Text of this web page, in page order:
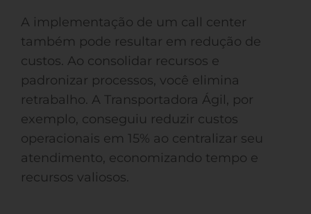
A implementação de um call center
também pode resultar em redução de
custos. Ao consolidar recursos e
padronizar processos, você elimina
retrabalho. A Transportadora Ágil, por
exemplo, conseguiu reduzir custos
operacionais em 15% ao centralizar seu
atendimento, economizando tempo e
recursos valiosos.